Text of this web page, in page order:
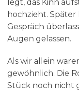
legt, das Kinn
hochzieht.
Gespräch
Augen gelassen.
Als wir allein
gewöhnlich. Die
Stück noch nicht